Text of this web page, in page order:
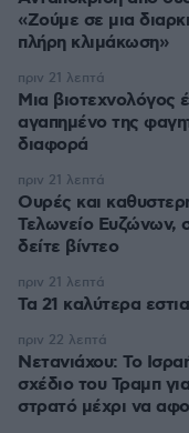
«Ζούμε σε μια
πλήρη κλιμάκωση»
Μια βιοτεχνολόγος
αγαπημένο της
διαφορά
πριν 21 λεπτά
Ουρές και
Τελωνείο Ευζώνων,
δείτε βίντεο
πριν 21 λεπτά
Τα 21 καλύτερα
πριν 21 λεπτά
Νετανιάχου: Το
σχέδιο του Τραμπ
στρατό μέχρι να
πριν 22 λεπτά